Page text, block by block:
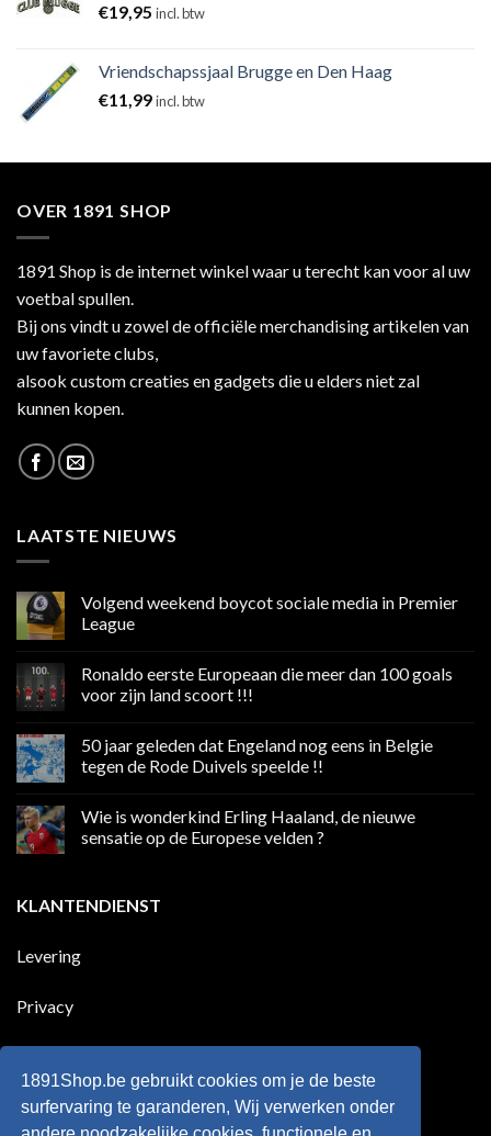
€19,95 incl. btw
Vriendschapssjaal Brugge en Den Haag
€11,99incl. btw
OVER 1891 SHOP
1891 Shop is de internet winkel waar u terecht kan voor al uw
voetbal spullen.
Bij ons vindt u zowel de officiële merchandising artikelen van
uw favoriete clubs,
alsook custom creaties en gadgets die u elders niet zal
kunnen kopen.
LAATSTE NIEUWS
Volgend weekend boycot sociale media in Premier
League
op
weekend
media
in
Premier
Ronaldo eerste Europeaan die meer dan 100 goals
voor zijn land scoort !!!
op
Ronaldo
eerste
meer
100
land
scoort
50 jaar geleden dat Engeland nog eens in Belgie
tegen de Rode Duivels speelde !!
op
jaar
nog
eens
tegen
Wie is wonderkind Erling Haaland, de nieuwe
sensatie op de Europese velden ?
Wie
is
Haaland,
Europese
KLANTENDIENST
Levering
Privacy
Retourneren
1891Shop.be gebruikt cookies om je de beste
surfervaring te garanderen, Wij verwerken onder